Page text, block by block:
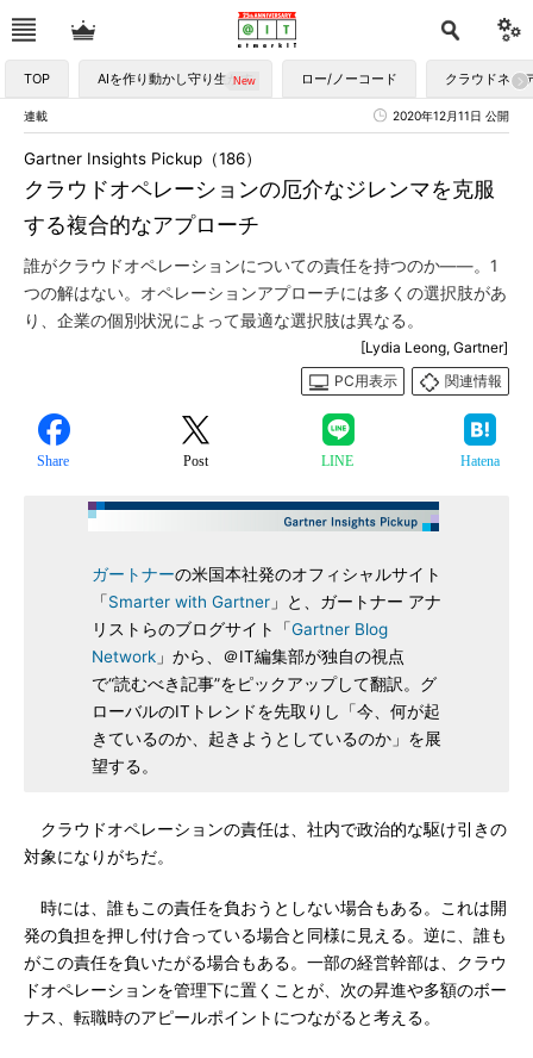
TOP AIを作り動かし守り生かす ロー/ノーコード クラウドネイ
連載 2020年12月11日 公開
クラウドオペレーションの厄介なジレンマを克服
する複合的なアプローチ
Gartner Insights Pickup（186）
誰がクラウドオペレーションについての責任を持つのか――。1
つの解はない。オペレーションアプローチには多くの選択肢があ
り、企業の個別状況によって最適な選択肢は異なる。
[Lydia Leong, Gartner]
PC用表示
関連情報
Share Post LINE Hatena
ガートナーの米国本社発のオフィシャルサイト
「Smarter with Gartner」と、ガートナー アナ
リストらのブログサイト「Gartner Blog
Network」から、＠IT編集部が独自の視点
で“読むべき記事”をピックアップして翻訳。グ
ローバルのITトレンドを先取りし「今、何が起
きているのか、起きようとしているのか」を展
望する。
クラウドオペレーションの責任は、社内で政治的な駆け引きの
対象になりがちだ。
時には、誰もこの責任を負おうとしない場合もある。これは開
発の負担を押し付け合っている場合と同様に見える。逆に、誰も
がこの責任を負いたがる場合もある。一部の経営幹部は、クラウ
ドオペレーションを管理下に置くことが、次の昇進や多額のボー
ナス、転職時のアピールポイントにつながると考える。